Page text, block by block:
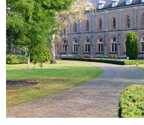
Leiderschap
&
Duurzaamheid